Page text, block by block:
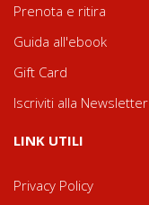
Prenota e ritira
Guida all'ebook
Gift Card
Iscriviti alla Newsletter
LINK UTILI
Privacy Policy